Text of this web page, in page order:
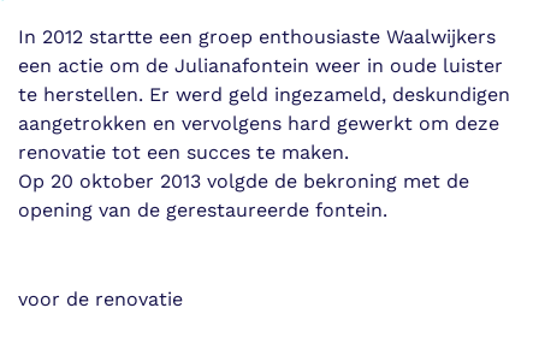
In 2012 startte een groep enthousiaste Waalwijkers
een actie om de Julianafontein weer in oude luister
te herstellen. Er werd geld ingezameld, deskundigen
aangetrokken en vervolgens hard gewerkt om deze
renovatie tot een succes te maken.
Op 20 oktober 2013 volgde de bekroning met de
opening van de gerestaureerde fontein.
voor de renovatie